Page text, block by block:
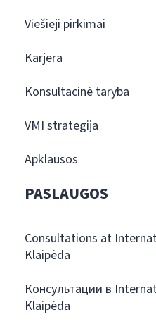
Viešieji pirkimai
Karjera
Konsultacinė taryba
VMI strategija
Apklausos
PASLAUGOS
Consultations at
Klaipėda
Консультации в
Klaipėda